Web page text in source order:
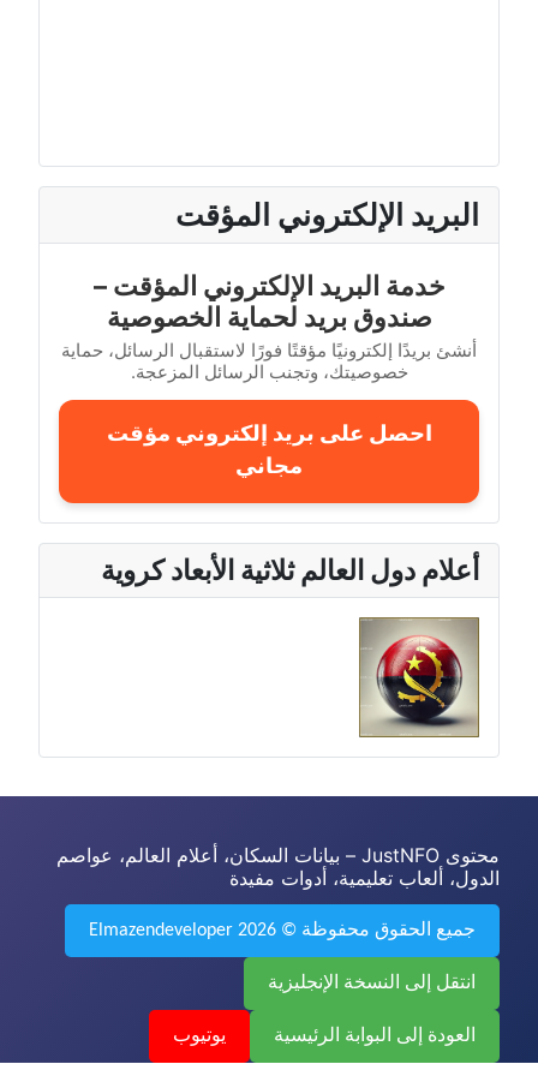
البريد الإلكتروني المؤقت
خدمة البريد الإلكتروني المؤقت –
صندوق بريد لحماية الخصوصية
أنشئ بريدًا إلكترونيًا مؤقتًا فورًا لاستقبال الرسائل، حماية
خصوصيتك، وتجنب الرسائل المزعجة.
احصل على بريد إلكتروني مؤقت
مجاني
أعلام دول العالم ثلاثية الأبعاد كروية
محتوى JustNFO – بيانات السكان، أعلام العالم، عواصم
الدول، ألعاب تعليمية، أدوات مفيدة
جميع الحقوق محفوظة © 2026 Elmazendeveloper
انتقل إلى النسخة الإنجليزية
العودة إلى البوابة الرئيسية يوتيوب